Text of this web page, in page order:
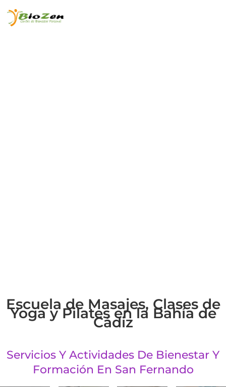
Escuela de Masajes, Clases de
Yoga y Pilates en la Bahía de
Cádiz
Servicios Y Actividades De Bienestar Y
Formación En San Fernando
Yoga